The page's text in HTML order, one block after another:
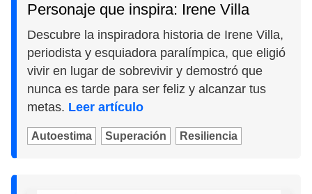
Personaje que inspira: Irene Villa
Descubre la inspiradora historia de Irene Villa,
periodista y esquiadora paralímpica, que eligió
vivir en lugar de sobrevivir y demostró que
nunca es tarde para ser feliz y alcanzar tus
metas. Leer artículo
Autoestima Superación Resiliencia